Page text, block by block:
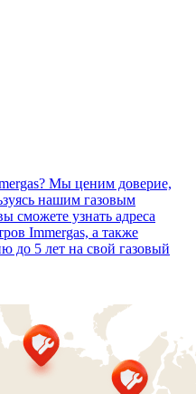
Мы ценим доверие,
нашим газовым
сможете узнать адреса
Immergas, а также
до 5 лет на свой газовый